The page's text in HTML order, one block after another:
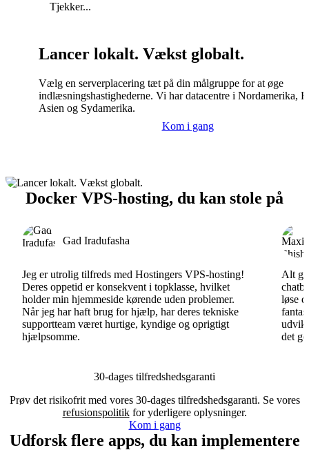
Tjekker...
Lancer lokalt. Vækst globalt.
Vælg en serverplacering tæt på din målgruppe for at øge
indlæsningshastighederne. Vi har datacentre i Nordamerika,
Asien og Sydamerika.
Kom i gang
Docker VPS-hosting, du kan stole på
Gad Iradufasha
Jeg er utrolig tilfreds med Hostingers VPS-hosting!
Deres oppetid er konsekvent i topklasse, hvilket
holder min hjemmeside kørende uden problemer.
Når jeg har haft brug for hjælp, har deres tekniske
supportteam været hurtige, kyndige og oprigtigt
hjælpsomme.
Alt
løse
det
30-dages tilfredshedsgaranti
Prøv det risikofrit med vores 30-dages tilfredshedsgaranti. Se vores
refusionspolitikfor yderligere oplysninger.
Kom i gang
Udforsk flere apps, du kan implementere